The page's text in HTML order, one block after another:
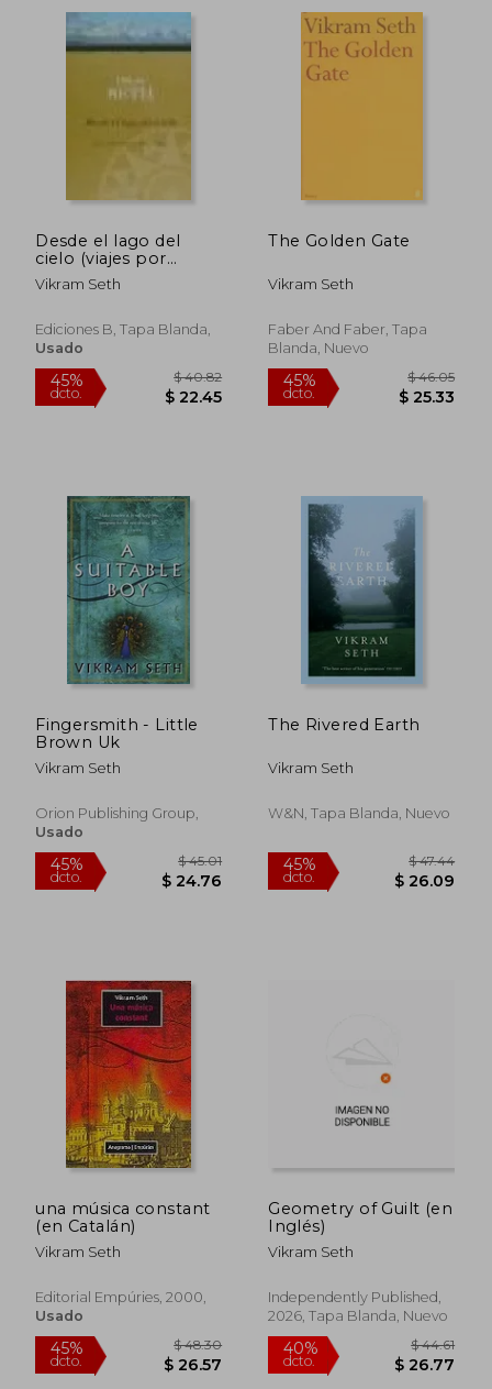
45% 45%
45%
dcto.
$ 37.94 45%
Desde el lago del
cielo (viajes por
sinkiang, tibet y
Nepal)
Vikram Seth
Ediciones B, Tapa Blanda,
Usado
45%
dcto.
$ 40.82
The Golden Gate
Vikram Seth
Faber And Faber, Tapa
Blanda, Nuevo
45%
dcto.
$
Fingersmith - Little
Brown Uk
Vikram Seth
Orion Publishing Group,
Usado
The Rivered Earth
Vikram Seth
W&N, Tapa Blanda, Nuevo
una música constant
(en Catalán)
Vikram Seth
Editorial Empúries, 2000,
Usado
Geometry of Guilt (en
Inglés)
Vikram Seth
Independently Published,
2026, Tapa Blanda, Nuevo